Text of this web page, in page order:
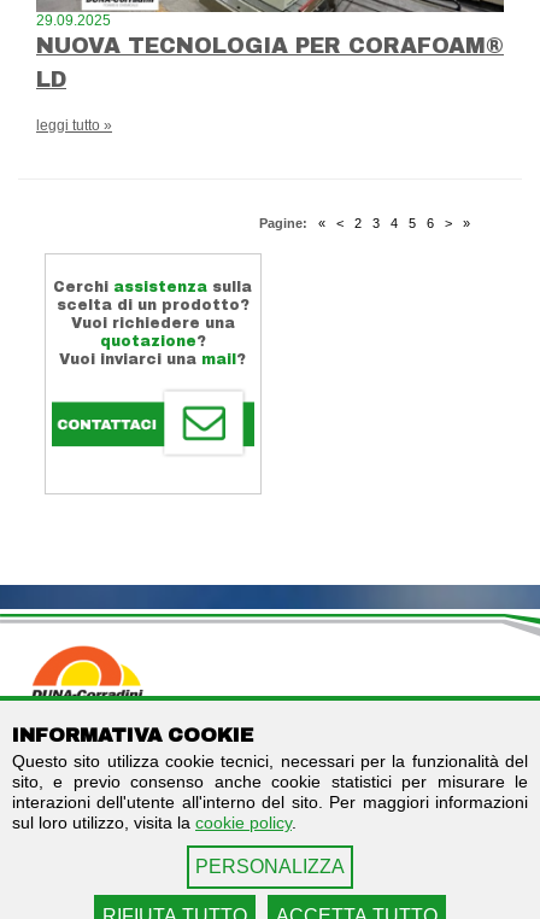
29.09.2025
NUOVA TECNOLOGIA PER CORAFOAM®
LD
leggi tutto »
Pagine: « < 2 3 4 5 6 > »
Cerchi assistenza sulla
scelta di un prodotto?
Vuoi richiedere una
quotazione?
Vuoi inviarci una mail ?
DUNA CORRADINI S.p.A.
C.F./P.IVA IT01803960366
Codice destinatario fatturazione elettronica: SUBM70N
Registro imprese di Modena - REA MO-244242
Capitale sociale: € 2.000.000 i.v.
Seguici su
Facebook
LinkedIn
INFORMATIVA COOKIE
Questo sito utilizza cookie tecnici, necessari per la funzionalità del
sito, e previo consenso anche cookie statistici per misurare le
interazioni dell'utente all'interno del sito. Per maggiori informazioni
sul loro utilizzo, visita la cookie policy.
PERSONALIZZA